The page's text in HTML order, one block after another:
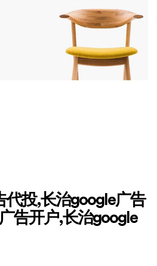
代投,长治google广告
告开户,长治google